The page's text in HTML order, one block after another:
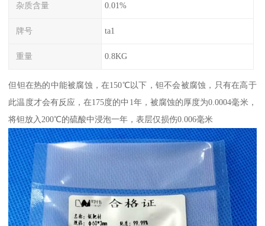
杂质含量 0.01%
牌号 ta1
重量 0.8KG
但钽在热的中能被腐蚀，在150℃以下，钽不会被腐蚀，只有在高于
此温度才会有反应，在175度的中1年，被腐蚀的厚度为0.0004毫米，
将钽放入200℃的硫酸中浸泡一年，表层仅损伤0.006毫米